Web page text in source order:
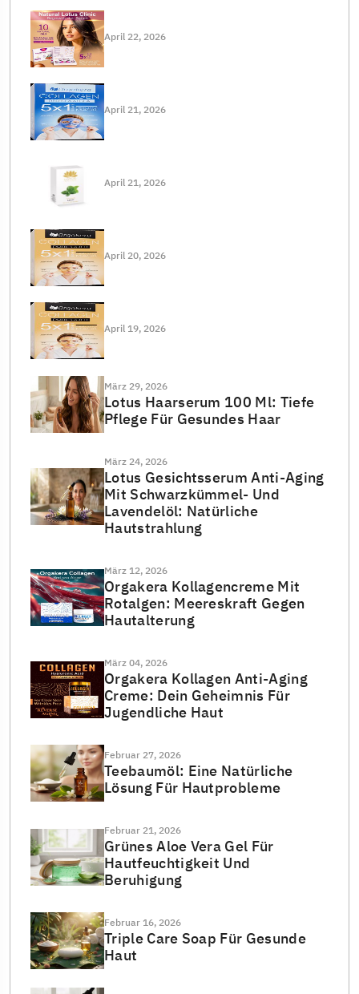
April 22, 2026
April 21, 2026
April 21, 2026
April 20, 2026
April 19, 2026
März 29, 2026
Lotus Haarserum 100 Ml: Tiefe
Pflege Für Gesundes Haar
März 24, 2026
Lotus Gesichtsserum Anti-Aging
Mit Schwarzkümmel- Und
Lavendelöl: Natürliche
Hautstrahlung
März 12, 2026
Orgakera Kollagencreme Mit
Rotalgen: Meereskraft Gegen
Hautalterung
März 04, 2026
Orgakera Kollagen Anti-Aging
Creme: Dein Geheimnis Für
Jugendliche Haut
Februar 27, 2026
Teebaumöl: Eine Natürliche
Lösung Für Hautprobleme
Februar 21, 2026
Grünes Aloe Vera Gel Für
Hautfeuchtigkeit Und
Beruhigung
Februar 16, 2026
Triple Care Soap Für Gesunde
Haut